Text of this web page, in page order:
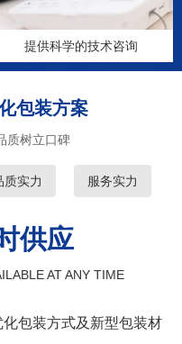
提供科学的技术咨询
包装方案
质树立口碑
质实力 服务实力
供应
AT ANY TIME
包装方式及新型包装材